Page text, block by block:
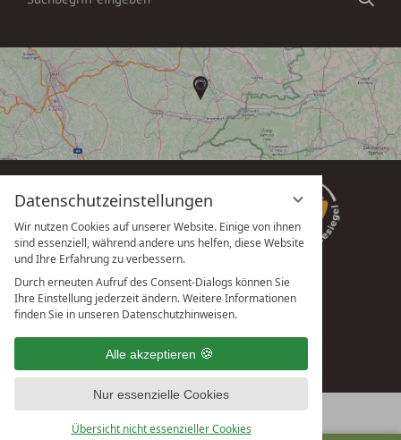
Datenschutzeinstellungen
Wir nutzen Cookies auf unserer Website. Einige von ihnen
sind essenziell, während andere uns helfen, diese Website
und Ihre Erfahrung zu verbessern.
Durch erneuten Aufruf des Consent-Dialogs können Sie
Ihre Einstellung jederzeit ändern. Weitere Informationen
finden Sie in unseren Datenschutzhinweisen.
Alle akzeptieren
Nur essenzielle Cookies
Übersicht nicht essenzieller Cookies
vioma GmbH